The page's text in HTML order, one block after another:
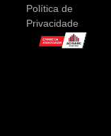
Política de
Privacidade